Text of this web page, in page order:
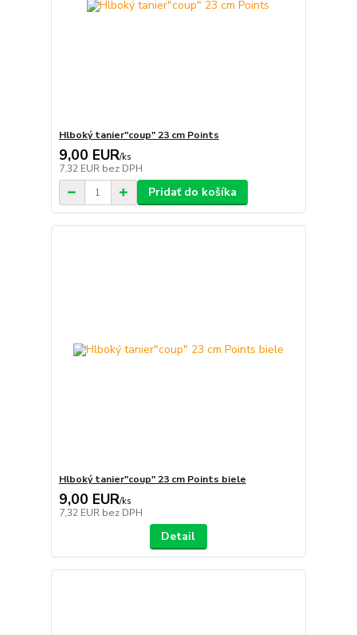
Hlboký tanier"coup" 23 cm Points
9,00 EUR/ks
7,32 EUR bez DPH
Pridať do košíka
Hlboký tanier"coup" 23 cm Points biele
9,00 EUR/ks
7,32 EUR bez DPH
Detail